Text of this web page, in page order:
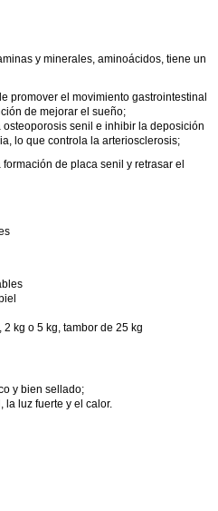
y minerales, aminoácidos, tiene un
promover el movimiento gastrointestinal
de mejorar el sueño;
senil e inhibir la deposición
lo que controla la arteriosclerosis;
de placa senil y retrasar el
kg o 5 kg, tambor de 25 kg
y bien sellado;
la luz fuerte y el calor.